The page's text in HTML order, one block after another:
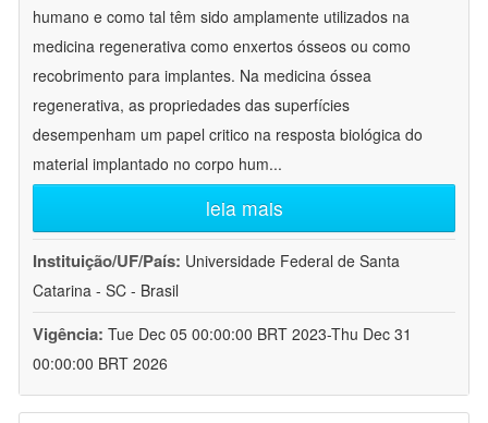
humano e como tal têm sido amplamente utilizados na
medicina regenerativa como enxertos ósseos ou como
recobrimento para implantes. Na medicina óssea
regenerativa, as propriedades das superfícies
desempenham um papel critico na resposta biológica do
material implantado no corpo hum...
leia mais
Instituição/UF/País: Universidade Federal de Santa
Catarina - SC - Brasil
Vigência: Tue Dec 05 00:00:00 BRT 2023-Thu Dec 31
00:00:00 BRT 2026